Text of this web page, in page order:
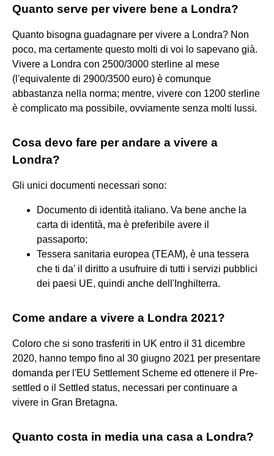
Quanto serve per vivere bene a Londra?
Quanto bisogna guadagnare per vivere a Londra? Non
poco, ma certamente questo molti di voi lo sapevano già.
Vivere a Londra con 2500/3000 sterline al mese
(l'equivalente di 2900/3500 euro) è comunque
abbastanza nella norma; mentre, vivere con 1200 sterline
è complicato ma possibile, ovviamente senza molti lussi.
Cosa devo fare per andare a vivere a
Londra?
Gli unici documenti necessari sono:
Documento di identità italiano. Va bene anche la
carta di identità, ma è preferibile avere il
passaporto;
Tessera sanitaria europea (TEAM), è una tessera
che ti da' il diritto a usufruire di tutti i servizi pubblici
dei paesi UE, quindi anche dell'Inghilterra.
Come andare a vivere a Londra 2021?
Coloro che si sono trasferiti in UK entro il 31 dicembre
2020, hanno tempo fino al 30 giugno 2021 per presentare
domanda per l'EU Settlement Scheme ed ottenere il Pre-
settled o il Settled status, necessari per continuare a
vivere in Gran Bretagna.
Quanto costa in media una casa a Londra?